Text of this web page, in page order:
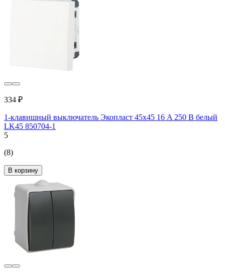
334 ₽
1-клавишный выключатель Экопласт 45х45 16 A 250 B белый
LK45 850704-1
5
(8)
В корзину